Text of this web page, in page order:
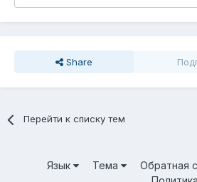
Share
Перейти к списку тем
Язык Тема Обратная